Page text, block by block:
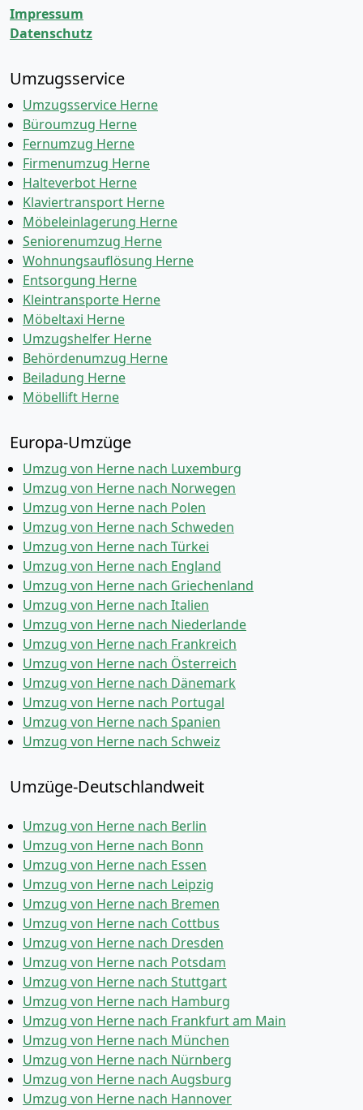
Impressum
Datenschutz
Umzugsservice
Umzugsservice Herne
Büroumzug Herne
Fernumzug Herne
Firmenumzug Herne
Halteverbot Herne
Klaviertransport Herne
Möbeleinlagerung Herne
Seniorenumzug Herne
Wohnungsauflösung Herne
Entsorgung Herne
Kleintransporte Herne
Möbeltaxi Herne
Umzugshelfer Herne
Behördenumzug Herne
Beiladung Herne
Möbellift Herne
Europa-Umzüge
Umzug von Herne nach Luxemburg
Umzug von Herne nach Norwegen
Umzug von Herne nach Polen
Umzug von Herne nach Schweden
Umzug von Herne nach Türkei
Umzug von Herne nach England
Umzug von Herne nach Griechenland
Umzug von Herne nach Italien
Umzug von Herne nach Niederlande
Umzug von Herne nach Frankreich
Umzug von Herne nach Österreich
Umzug von Herne nach Dänemark
Umzug von Herne nach Portugal
Umzug von Herne nach Spanien
Umzug von Herne nach Schweiz
Umzüge-Deutschlandweit
Umzug von Herne nach Berlin
Umzug von Herne nach Bonn
Umzug von Herne nach Essen
Umzug von Herne nach Leipzig
Umzug von Herne nach Bremen
Umzug von Herne nach Cottbus
Umzug von Herne nach Dresden
Umzug von Herne nach Potsdam
Umzug von Herne nach Stuttgart
Umzug von Herne nach Hamburg
Umzug von Herne nach Frankfurt am Main
Umzug von Herne nach München
Umzug von Herne nach Nürnberg
Umzug von Herne nach Augsburg
Umzug von Herne nach Hannover